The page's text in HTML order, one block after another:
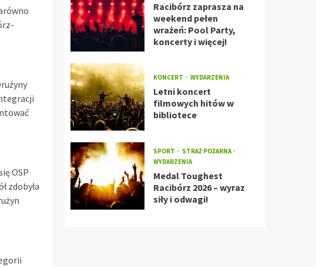
OSP
zdobyła
Racibórz zaprasza na
weekend pełen
wrażeń: Pool Party,
koncerty i więcej!
KONCERT WYDARZENIA
Letni koncert
filmowych hitów w
bibliotece
SPORT
STRAŻ POŻARNA
WYDARZENIA
Medal Toughest
Racibórz 2026 – wyraz
siły i odwagi!